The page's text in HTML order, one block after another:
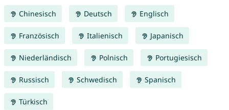
Chinesisch Deutsch Englisch
Französisch Italienisch Japanisch
Niederländisch Polnisch Portugiesisch
Russisch Schwedisch Spanisch
Türkisch